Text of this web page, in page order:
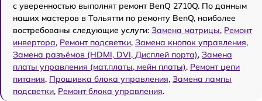
с уверенностью выполнят ремонт BenQ 2710Q. По данным
наших мастеров в Тольятти по ремонту BenQ, наиболее
востребованы следующие услуги: Замена матрицы, Ремонт
инвертора, Ремонт подсветки, Замена кнопок управления,
Замена разъёмов (HDMI, DVI, Дисплей порта), Замена
платы управления (мат.платы, мейн платы), Ремонт цепи
питания, Прошивка блока управления, Замена лампы
подсветки, Ремонт блока управления.